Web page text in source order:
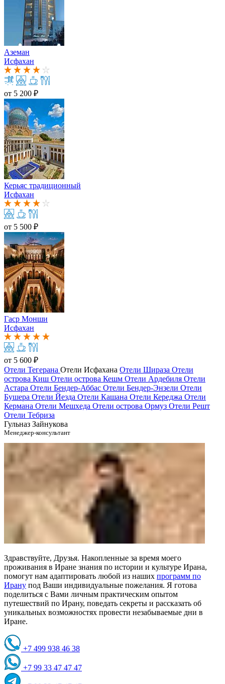
Аземан
Исфахан
от 5 200 ₽
Керьяс традиционный
Исфахан
от 5 500 ₽
Гаср Монши
Исфахан
от 5 600 ₽
Отели Тегерана Отели Исфахана Отели Шираза Отели
острова Киш Отели острова Кешм Отели Ардебиля Отели
Астара Отели Бендер-Аббас Отели Бендер-Энзели Отели
Бушера Отели Йезда Отели Кашана Отели Кереджа Отели
Кермана Отели Мешхеда Отели острова Ормуз Отели Решт
Отели Тебриза
Гульназ Зайнукова
Менеджер-консультант
Здравствуйте, Друзья. Накопленные за время моего
проживания в Иране знания по истории и культуре Ирана,
помогут нам адаптировать любой из наших программ по
Ирану под Ваши индивидуальные пожелания. Я готова
поделиться с Вами личным практическим опытом
путешествий по Ирану, поведать секреты и рассказать об
уникальных возможностях провести незабываемые дни в
Иране.
+7 499 938 46 38
+7 99 33 47 47 47